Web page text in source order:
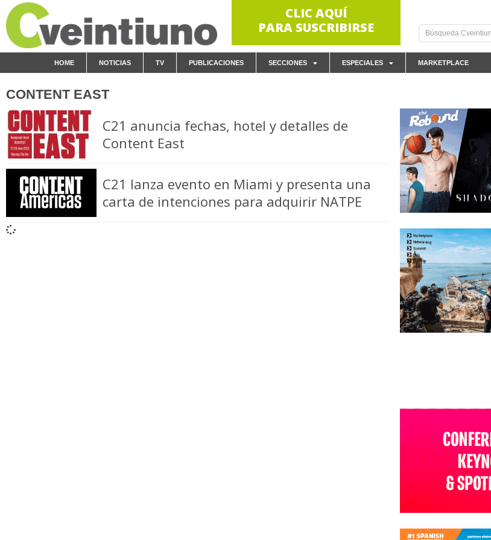
CLIC AQUÍ
PARA SUSCRIBIRSE
HOME NOTICIAS TV PUBLICACIONES SECCIONES ESPECIALES MARKETPLACE
CONTENT EAST
C21 anuncia fechas, hotel y detalles de
Content East
C21 lanza evento en Miami y presenta una
carta de intenciones para adquirir NATPE